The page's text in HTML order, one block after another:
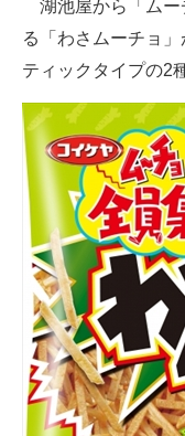
ITの今と未来を見通す
スマホと通信の最新
進化するPCとデバイ
好きが集まる 比べ
ビジネスと働き方の
AI活用のいまが分か
企業ITのトレンドを詳
経営リーダーのコミ
マーケ×ITの今がよく
湖池屋から「ムー
る「わさムーチョ
ティックタイプの2